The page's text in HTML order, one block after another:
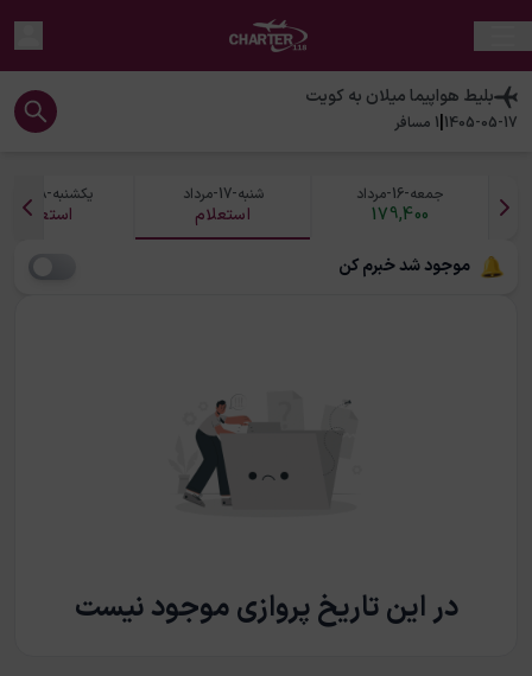
بلیط هواپیمامیلان به کویت
1405-05-17
|
1 مسافر
جمعه-16-مرداد
179,400
شنبه-17-مرداد
استعلام
یکشنبه-18-مرداد
استعلام
موجود شد خبرم کن
در این تاریخ پروازی موجود نیست